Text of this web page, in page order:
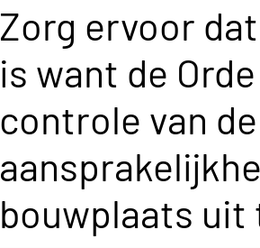
Zorg ervoor
is want de
controle van
bouwplaats uit